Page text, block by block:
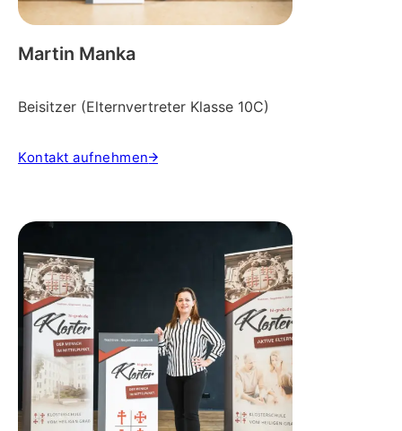
Martin Manka
Beisitzer (Elternvertreter Klasse 10C)
Kontakt aufnehmen